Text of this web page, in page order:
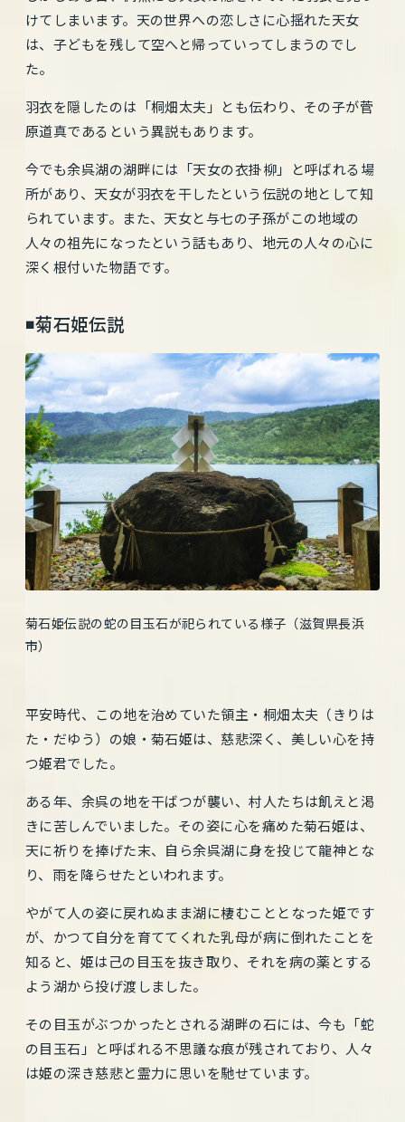
けてしまいます。天の世界への恋しさに心揺れた天女
は、子どもを残して空へと帰っていってしまうのでし
た。
羽衣を隠したのは「桐畑太夫」とも伝わり、その子が菅
原道真であるという異説もあります。
今でも余呉湖の湖畔には「天女の衣掛柳」と呼ばれる場
所があり、天女が羽衣を干したという伝説の地として知
られています。また、天女と与七の子孫がこの地域の
人々の祖先になったという話もあり、地元の人々の心に
深く根付いた物語です。
◾️菊石姫伝説
菊石姫伝説の蛇の目玉石が祀られている様子（滋賀県長浜
市）
平安時代、この地を治めていた領主・桐畑太夫（きりは
た・だゆう）の娘・菊石姫は、慈悲深く、美しい心を持
つ姫君でした。
ある年、余呉の地を干ばつが襲い、村人たちは飢えと渇
きに苦しんでいました。その姿に心を痛めた菊石姫は、
天に祈りを捧げた末、自ら余呉湖に身を投じて龍神とな
り、雨を降らせたといわれます。
やがて人の姿に戻れぬまま湖に棲むこととなった姫です
が、かつて自分を育ててくれた乳母が病に倒れたことを
知ると、姫は己の目玉を抜き取り、それを病の薬とする
よう湖から投げ渡しました。
その目玉がぶつかったとされる湖畔の石には、今も「蛇
の目玉石」と呼ばれる不思議な痕が残されており、人々
は姫の深き慈悲と霊力に思いを馳せています。